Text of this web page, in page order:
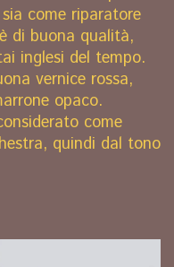
come riparatore
di buona qualità,
inglesi del tempo.
vernice rossa,
opaco.
come
quindi dal tono